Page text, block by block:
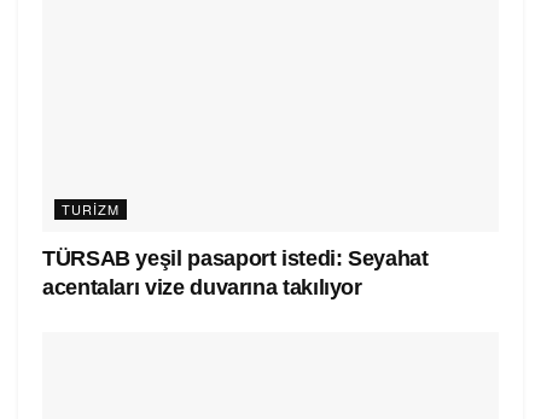
TURIZM
TÜRSAB yeşil pasaport istedi: Seyahat
acentaları vize duvarına takılıyor